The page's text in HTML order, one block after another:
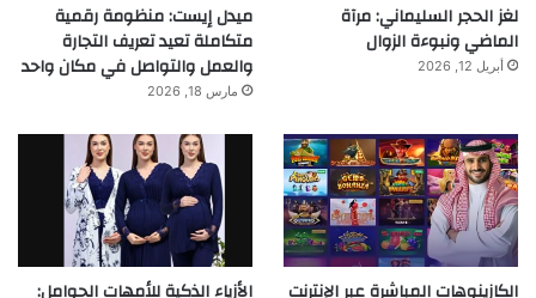
لغز الحجر السليماني: مرآة
الماضي ونبوءة الزوال
أبريل 12, 2026
ميدل إيست: منظومة رقمية
متكاملة تعيد تعريف التجارة
والعمل والتواصل في مكان واحد
مارس 18, 2026